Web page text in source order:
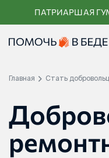
Перейти
к
контенту
ПАТРИАРШАЯ
Главная Стать